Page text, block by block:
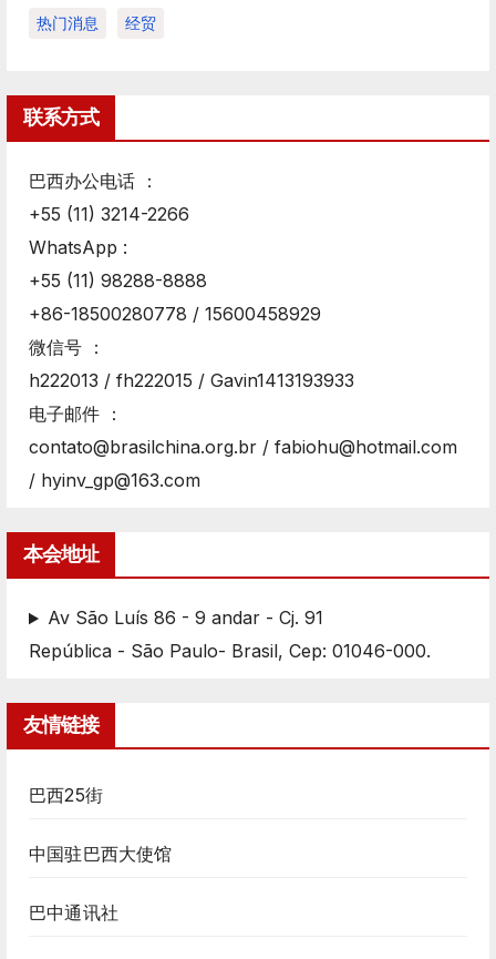
热门消息 经贸
联系方式
巴西办公电话 ：
+55 (11) 3214-2266
WhatsApp :
+55 (11) 98288-8888
+86-18500280778 / 15600458929
微信号 ：
h222013 / fh222015 / Gavin1413193933
电子邮件 ：
contato@brasilchina.org.br / fabiohu@hotmail.com
/ hyinv_gp@163.com
本会地址
Av São Luís 86 - 9 andar - Cj. 91
República - São Paulo- Brasil, Cep: 01046-000.
友情链接
巴西25街
中国驻巴西大使馆
巴中通讯社